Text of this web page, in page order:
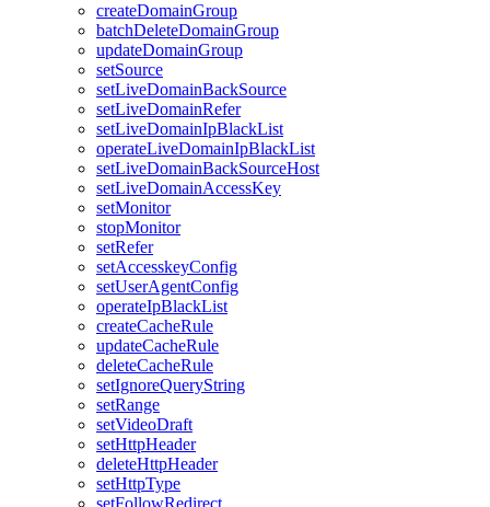
createDomainGroup
batchDeleteDomainGroup
updateDomainGroup
setSource
setLiveDomainBackSource
setLiveDomainRefer
setLiveDomainIpBlackList
operateLiveDomainIpBlackList
setLiveDomainBackSourceHost
setLiveDomainAccessKey
setMonitor
stopMonitor
setRefer
setAccesskeyConfig
setUserAgentConfig
operateIpBlackList
createCacheRule
updateCacheRule
deleteCacheRule
setIgnoreQueryString
setRange
setVideoDraft
setHttpHeader
deleteHttpHeader
setHttpType